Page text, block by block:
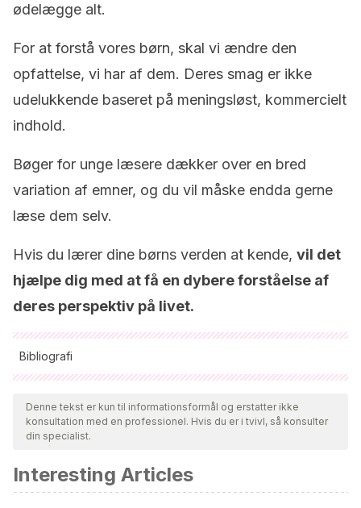
ødelægge alt.
For at forstå vores børn, skal vi ændre den
opfattelse, vi har af dem. Deres smag er ikke
udelukkende baseret på meningsløst, kommercielt
indhold.
Bøger for unge læsere dækker over en bred
variation af emner, og du vil måske endda gerne
læse dem selv.
Hvis du lærer dine børns verden at kende, vil det
hjælpe dig med at få en dybere forståelse af
deres perspektiv på livet.
Bibliografi
Alle citerede kilder blev grundigt gennemgået af vores team
for at sikre deres kvalitet, pålidelighed, aktualitet og validitet.
Bibliografien i denne artikel blev betragtet som pålidelig og af
Ende, M.(2007)Momo. Alfaguara.
Salinger, J. D.(ed. 2020).El guardián entre el centeno.
Denne tekst er kun til informationsformål og erstatter ikke
konsultation med en professionel. Hvis du er i tvivl, så konsulter
din specialist.
Interesting Articles